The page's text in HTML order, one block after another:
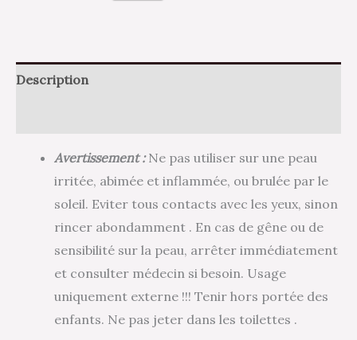
Description
Avertissement :Ne pas utiliser sur une peau
irritée, abimée et inflammée, ou brulée par le
soleil. Eviter tous contacts avec les yeux, sinon
rincer abondamment . En cas de gêne ou de
sensibilité sur la peau, arrêter immédiatement
et consulter médecin si besoin. Usage
uniquement externe !!! Tenir hors portée des
enfants. Ne pas jeter dans les toilettes .